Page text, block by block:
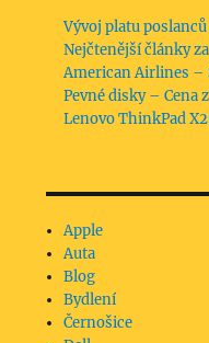
Vývoj platu
Nejčtenější články
American Airlines –
Pevné disky – Cena
Lenovo ThinkPad
Apple
Auta
Blog
Bydlení
Černošice